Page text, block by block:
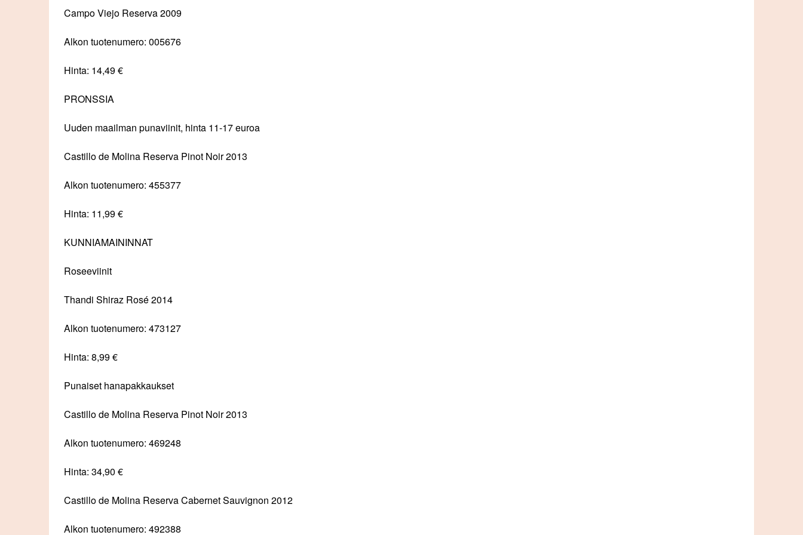
Campo Viejo Reserva 2009
Alkon tuotenumero: 005676
Hinta: 14,49 €
PRONSSIA
Uuden maailman punaviinit, hinta 11-17 euroa
Castillo de Molina Reserva Pinot Noir 2013
Alkon tuotenumero: 455377
Hinta: 11,99 €
KUNNIAMAININNAT
Roseeviinit
Thandi Shiraz Rosé 2014
Alkon tuotenumero: 473127
Hinta: 8,99 €
Punaiset hanapakkaukset
Castillo de Molina Reserva Pinot Noir 2013
Alkon tuotenumero: 469248
Hinta: 34,90 €
Castillo de Molina Reserva Cabernet Sauvignon 2012
Alkon tuotenumero: 492388